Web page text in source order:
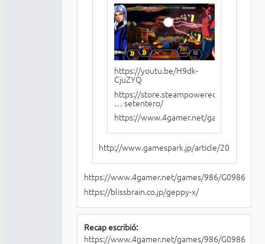
https://youtu.be/H9dk-
CjuZYQ
https://store.steampowered.com/app/
… setentero/
https://www.4gamer.net/games/986/
http://www.gamespark.jp/article/2026/04/
https://www.4gamer.net/games/986/G098670/
https://blissbrain.co.jp/geppy-x/
Recap escribió:
https://www.4gamer.net/games/986/G098670/